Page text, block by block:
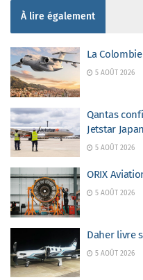
À lire également
La
5 AOÛT 2026
Qantas
Jetstar Japan
5 AOÛT 2026
ORIX
5 AOÛT 2026
Daher livre
5 AOÛT 2026